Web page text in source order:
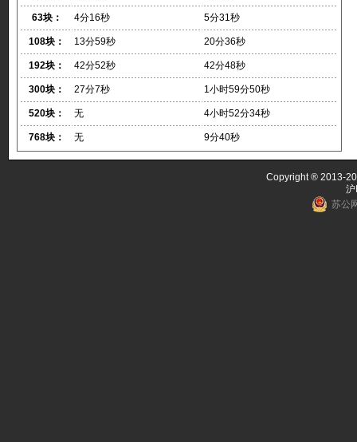
63块： 4分16秒 5分31秒
108块： 13分59秒 20分36秒
192块： 42分52秒 42分48秒
300块： 27分7秒 1小时59分50秒
520块： 无 4小时52分34秒
768块： 无 9分40秒
Copyright ® 2013-
苏公